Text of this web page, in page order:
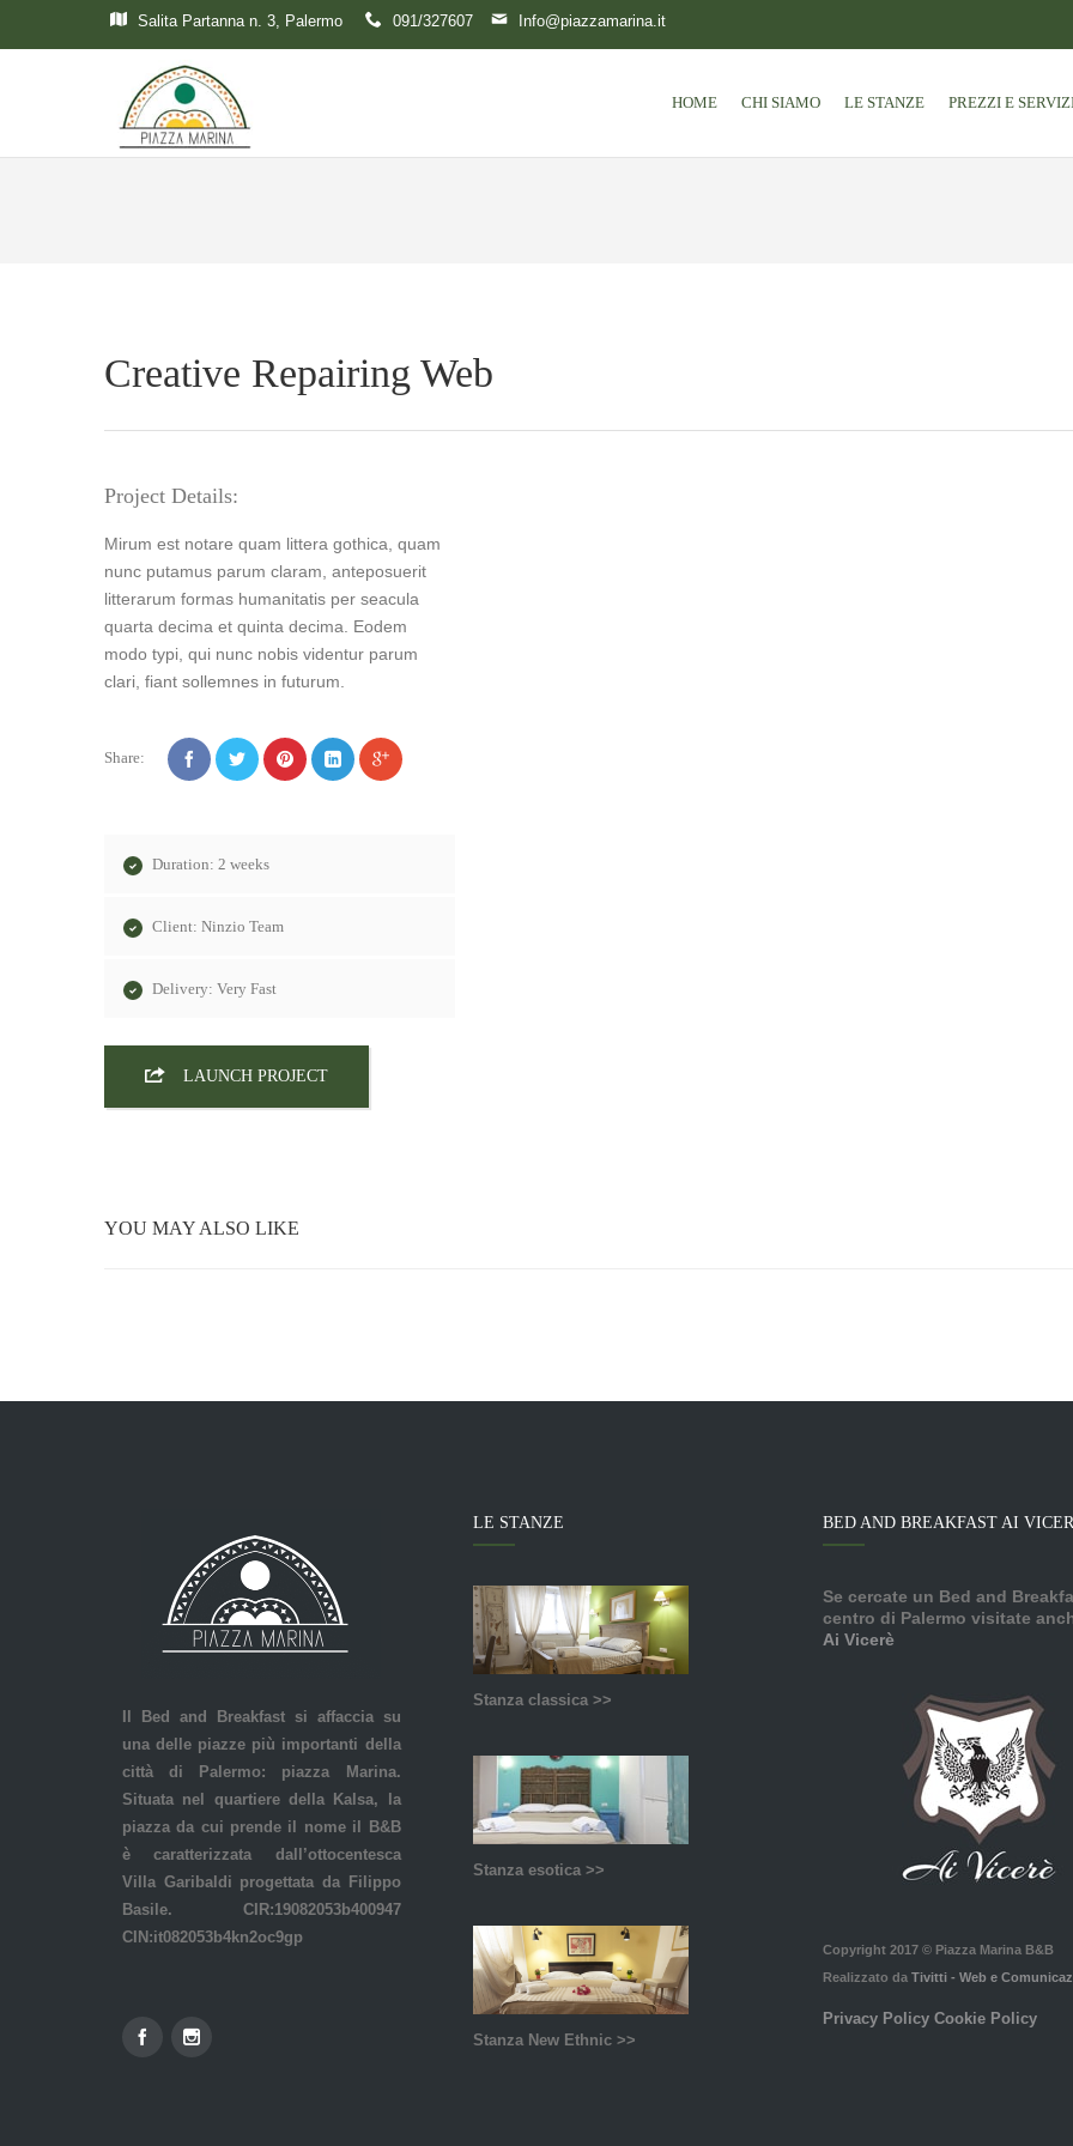
Salita Partanna n. 3, Palermo 091/327607 Info@piazzamarina.it
HOME CHI SIAMO LE STANZE PREZZI E
Creative Repairing Web
Project Details:
Mirum est notare quam littera gothica, quam
nunc putamus parum claram, anteposuerit
litterarum formas humanitatis per seacula
quarta decima et quinta decima. Eodem
modo typi, qui nunc nobis videntur parum
clari, fiant sollemnes in futurum.
Share:
Duration: 2 weeks
Client: Ninzio Team
Delivery: Very Fast
LAUNCH PROJECTCREATIVE
REPAIRING
YOU MAY ALSO LIKE
Il Bed and Breakfast si affaccia su
una delle piazze più importanti della
città di Palermo: piazza Marina.
Situata nel quartiere della Kalsa, la
piazza da cui prende il nome il B&B
è caratterizzata dall’ottocentesca
Villa Garibaldi progettata da Filippo
Basile. CIR:19082053b400947
CIN:it082053b4kn2oc9gp
LE STANZE
Stanza classica >>
Stanza esotica >>
Stanza New Ethnic >>
BED AND BREAKFAST AI
Se cercate un Bed and
centro di Palermo visitate
Ai Vicerè
Copyright 2017 © Piazza Marina B&B
Realizzato da Tivitti - Web e
Privacy Policy Cookie Policy